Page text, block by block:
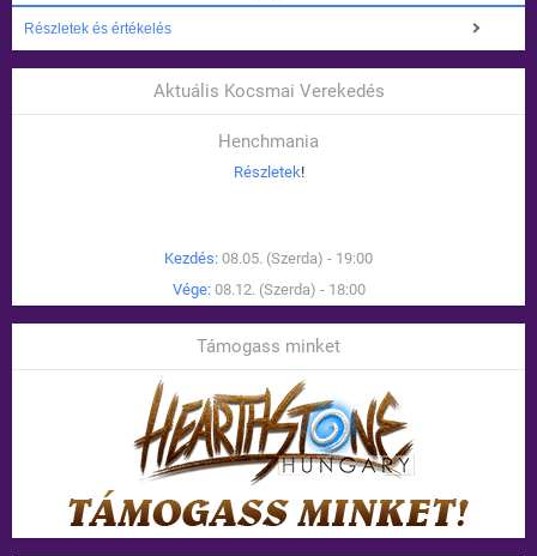
Részletek és értékelés
Aktuális Kocsmai Verekedés
Henchmania
Részletek!
Kezdés: 08.05. (Szerda) - 19:00
Vége: 08.12. (Szerda) - 18:00
Támogass minket